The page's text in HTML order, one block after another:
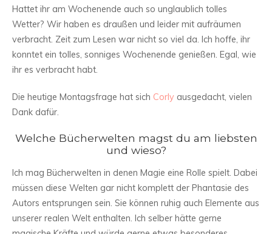
Hattet ihr am Wochenende auch so unglaublich tolles
Wetter? Wir haben es draußen und leider mit aufräumen
verbracht. Zeit zum Lesen war nicht so viel da. Ich hoffe, ihr
konntet ein tolles, sonniges Wochenende genießen. Egal, wie
ihr es verbracht habt.
Die heutige Montagsfrage hat sich Corly ausgedacht, vielen
Dank dafür.
Welche Bücherwelten magst du am liebsten
und wieso?
Ich mag Bücherwelten in denen Magie eine Rolle spielt. Dabei
müssen diese Welten gar nicht komplett der Phantasie des
Autors entsprungen sein. Sie können ruhig auch Elemente aus
unserer realen Welt enthalten. Ich selber hätte gerne